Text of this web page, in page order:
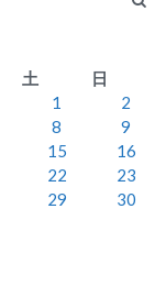
土
日
1
2
8
9
15
16
22
23
29
30